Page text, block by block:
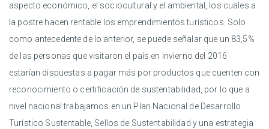
aspecto económico, el sociocultural y el ambiental, los cuales a
la postre hacen rentable los emprendimientos turísticos. Solo
como antecedente de lo anterior, se puede señalar que un 83,5%
de las personas que visitaron el país en invierno del 2016
estarían dispuestas a pagar más por productos que cuenten con
reconocimiento o certificación de sustentabilidad, por lo que a
nivel nacional trabajamos en un Plan Nacional de Desarrollo
Turístico Sustentable, Sellos de Sustentabilidad y una estrategia